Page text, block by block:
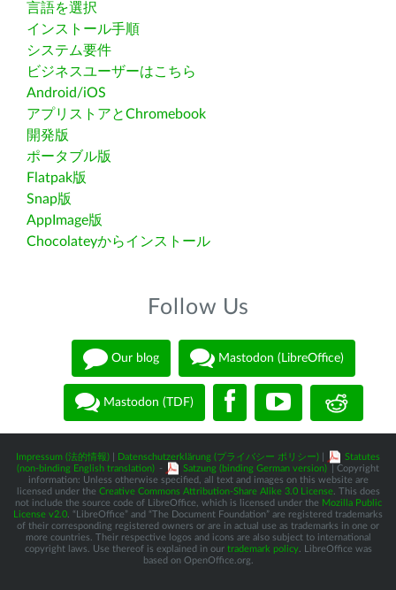
言語を選択
インストール手順
システム要件
ビジネスユーザーはこちら
Android/iOS
アプリストアとChromebook
開発版
ポータブル版
Flatpak版
Snap版
AppImage版
Chocolateyからインストール
Follow Us
Our blog Mastodon (LibreOffice)
Mastodon (TDF)
Impressum (法的情報) Datenschutzerklärung (プライバシー ポリシー)
Statutes
(non-binding English translation) - Satzung (binding German version)
| Copyright
information: Unless otherwise specified, all text and images on this website are
licensed under the Creative Commons Attribution-Share Alike 3.0 License. This does
not include the source code of LibreOffice, which is licensed under the Mozilla Public
License v2.0 . “LibreOffice” and “The Document Foundation” are registered trademarks
of their corresponding registered owners or are in actual use as trademarks in one or
more countries. Their respective logos and icons are also subject to international
copyright laws. Use thereof is explained in our trademark policy. LibreOffice was
based on OpenOffice.org.